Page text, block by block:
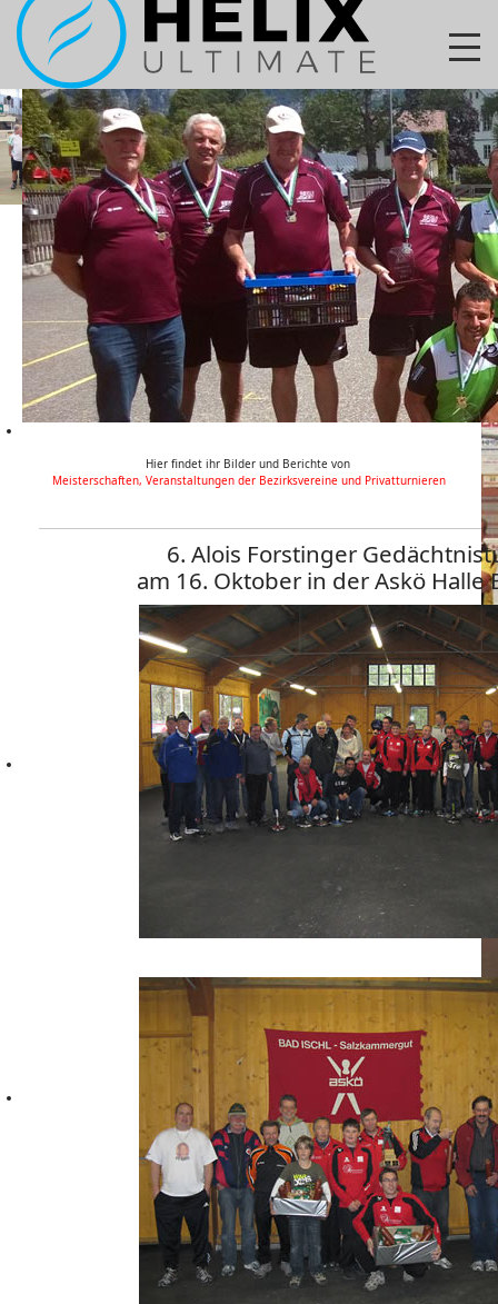
Hier findet ihr Bilder und Berichte von
Meisterschaften, Veranstaltungen der Bezirksvereine und Privatturnieren
6. Alois Forstinger
am 16. Oktober in der Askö Halle